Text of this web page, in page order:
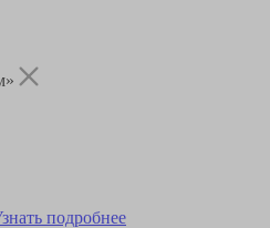
подробнее